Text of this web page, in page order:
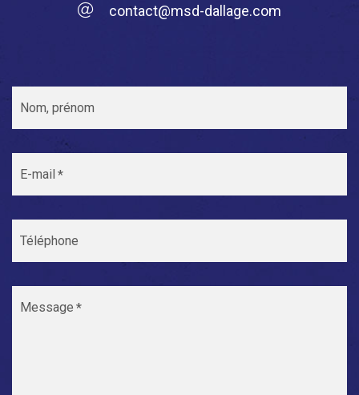
contact@msd-dallage.com
Nom, prénom
E-mail
Téléphone
Message